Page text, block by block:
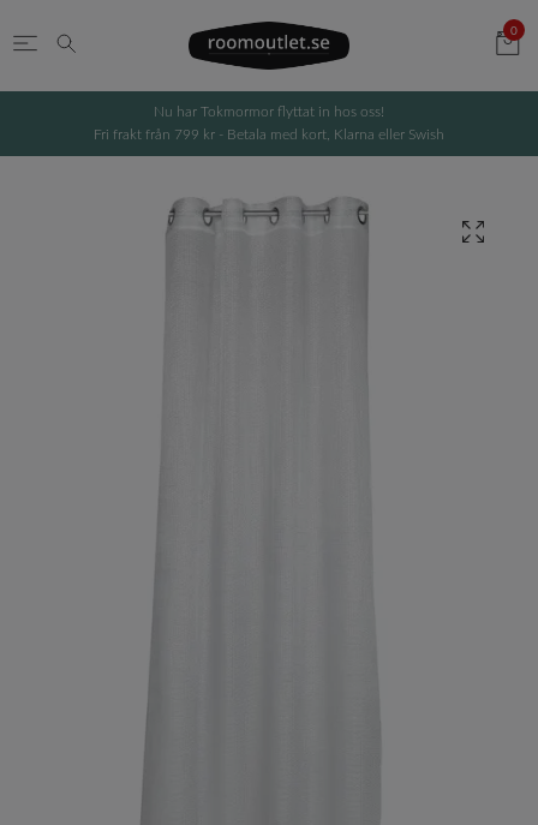
0
Nu har Tokmormor flyttat in hos oss!
Fri frakt från 799 kr - Betala med kort, Klarna eller Swish